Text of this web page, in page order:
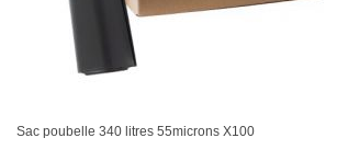
Sac poubelle 340 litres 55microns X100